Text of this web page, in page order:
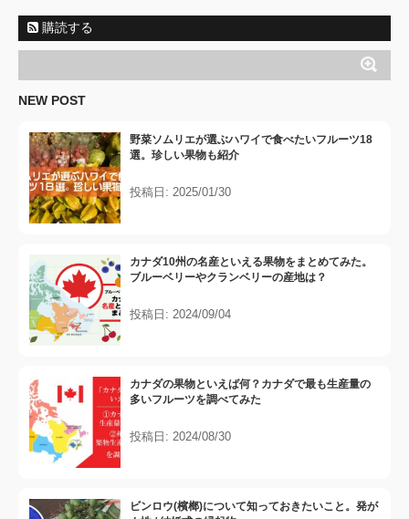
購読する
NEW POST
野菜ソムリエが選ぶハワイで食べたいフルーツ18
選。珍しい果物も紹介
投稿日: 2025/01/30
カナダ10州の名産といえる果物をまとめてみた。
ブルーベリーやクランベリーの産地は？
投稿日: 2024/09/04
カナダの果物といえば何？カナダで最も生産量の
多いフルーツを調べてみた
投稿日: 2024/08/30
ビンロウ(檳榔)について知っておきたいこと。発が